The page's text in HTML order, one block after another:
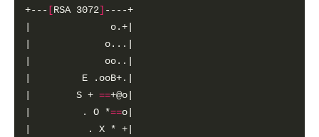
+--- [RSA 3072]
|        S + ==
|         . O *==